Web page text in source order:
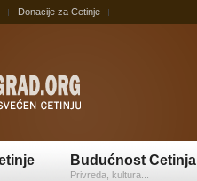
Donacije za Cetinje
Budućnost Cetinja
Privreda, kultura...